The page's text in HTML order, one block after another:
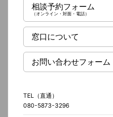
相談予約フォーム
（オンライン・対面・電話）
窓口について
お問い合わせフォーム
TEL（直通）
080-5873-3296